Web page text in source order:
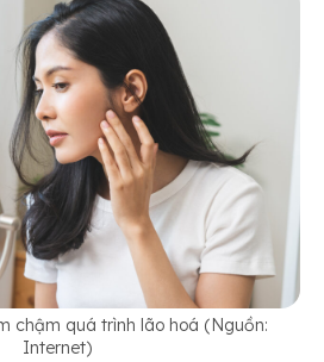
chậm quá trình lão hoá (Nguồn:
Internet)